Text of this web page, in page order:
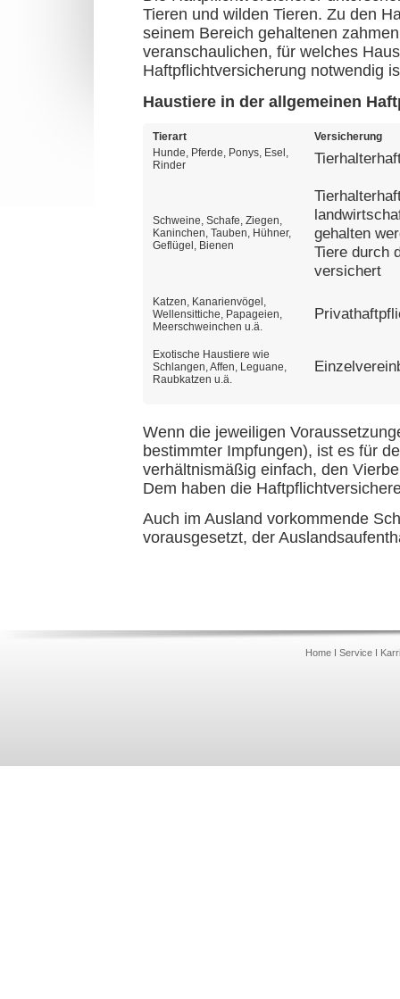
Tieren und wilden Tieren. Zu den
seinem Bereich gehaltenen
veranschaulichen, für welches
Haftpflichtversicherung notwendig
Haustiere in der allgemeinen
Tierart
Versicherung
Hunde, Pferde, Ponys, Esel,
Rinder
Schweine, Schafe, Ziegen,
Kaninchen, Tauben, Hühner,
Geflügel, Bienen
gehalten
Tiere durch
versichert
Katzen, Kanarienvögel,
Wellensittiche, Papageien,
Meerschweinchen u.ä.
Exotische Haustiere wie
Schlangen, Affen, Leguane,
Raubkatzen u.ä.
Wenn die jeweiligen
bestimmter Impfungen), ist es für
verhältnismäßig einfach, den
Dem haben die
Auch im Ausland vorkommende
vorausgesetzt, der
Home ServiceI